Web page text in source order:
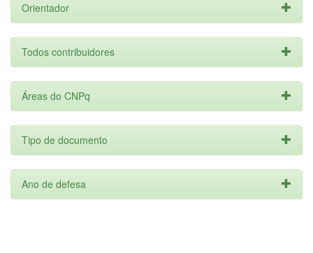
Orientador
Todos contribuidores
Áreas do CNPq
Tipo de documento
Ano de defesa